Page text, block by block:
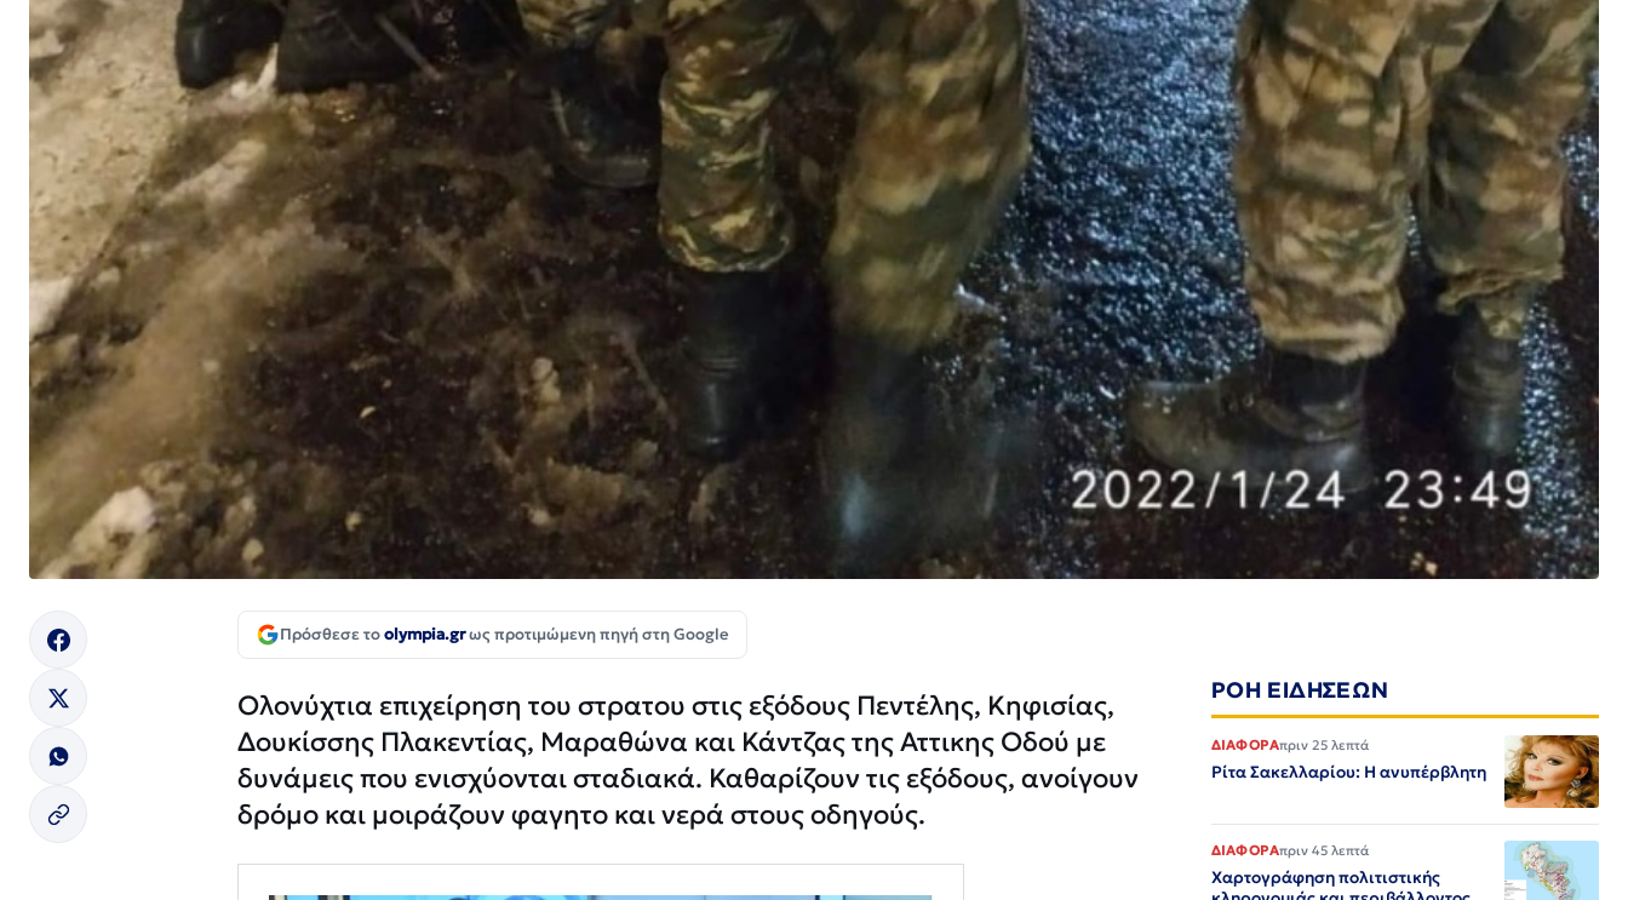
Πρόσθεσε τοolympia.grως προτιμώμενη πηγή στη Google
Ολονύχτια επιχείρηση του στρατου στις εξόδους Πεντέλης, Κηφισίας,
Δουκίσσης Πλακεντίας, Μαραθώνα και Κάντζας της Αττικης Οδού με
δυνάμεις που ενισχύονται σταδιακά. Καθαρίζουν τις εξόδους, ανοίγουν
δρόμο και μοιράζουν φαγητο και νερά στους οδηγούς.
ΡΟΗ ΕΙΔΗΣΕΩΝ
ΔΙΑΦΟΡΑπριν 25 λεπτά
Ρίτα Σακελλαρίου: Η ανυπέρβλητη
ΔΙΑΦΟΡΑπριν 45 λεπτά
Χαρτογράφηση πολιτιστικής